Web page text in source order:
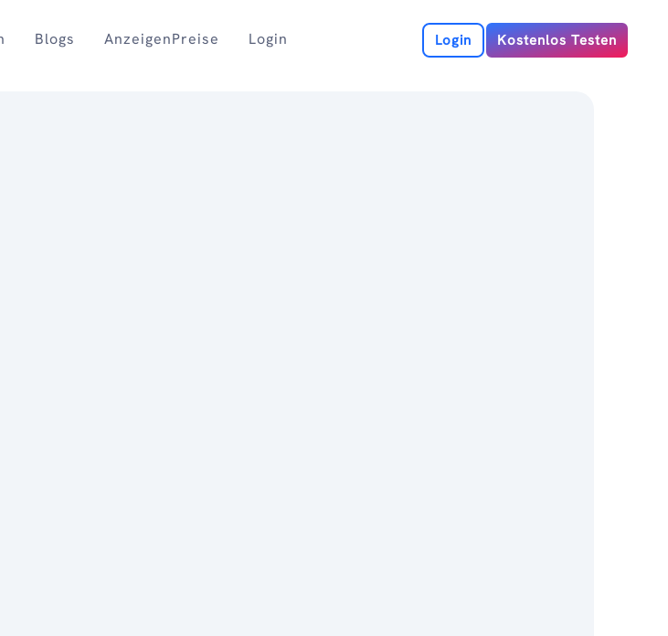
Blogs AnzeigenPreise Login Login Kostenlos Testen